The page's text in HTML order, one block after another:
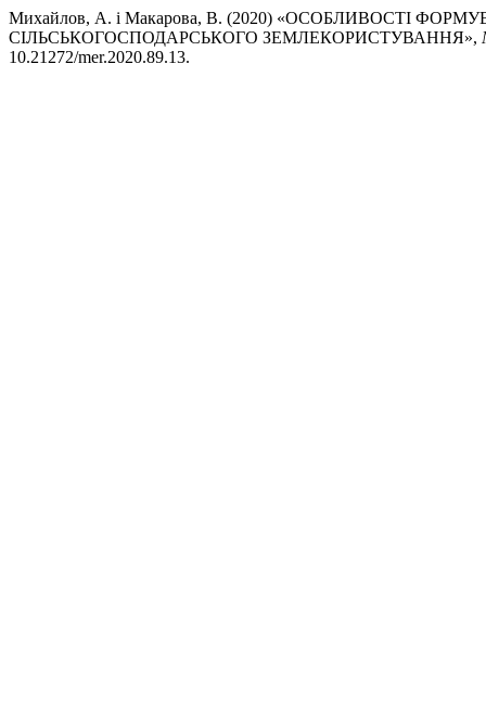
Михайлов, А. і Макарова, В. (2020) «ОСОБЛИВОСТІ
СІЛЬСЬКОГОСПОДАРСЬКОГО ЗЕМЛЕКОРИСТУВАННЯ»,
10.21272/mer.2020.89.13.